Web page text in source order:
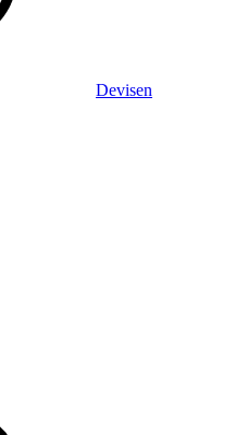
Devisen